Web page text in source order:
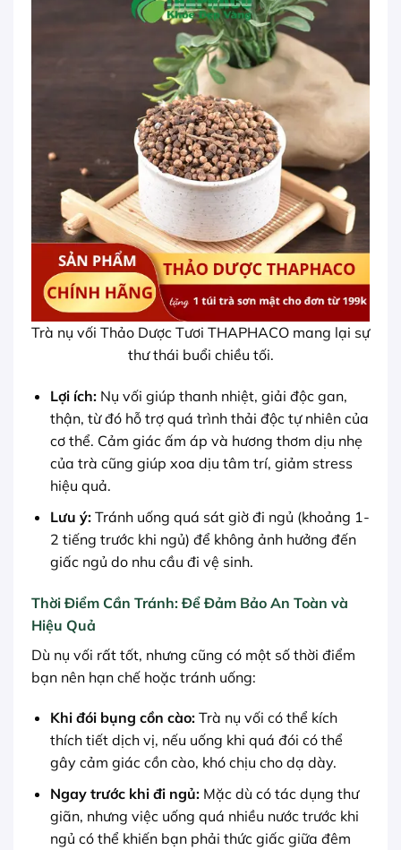
Trà nụ vối Thảo Dược Tươi THAPHACO mang lại sự
thư thái buổi chiều tối.
Lợi ích:Nụ vối giúp thanh nhiệt, giải độc gan,
thận, từ đó hỗ trợ quá trình thải độc tự nhiên của
cơ thể. Cảm giác ấm áp và hương thơm dịu nhẹ
của trà cũng giúp xoa dịu tâm trí, giảm stress
hiệu quả.
Lưu ý:Tránh uống quá sát giờ đi ngủ (khoảng 1-
2 tiếng trước khi ngủ) để không ảnh hưởng đến
giấc ngủ do nhu cầu đi vệ sinh.
Thời Điểm Cần Tránh: Để Đảm Bảo An Toàn và
Hiệu Quả
Dù nụ vối rất tốt, nhưng cũng có một số thời điểm
bạn nên hạn chế hoặc tránh uống:
Khi đói bụng cồn cào:Trà nụ vối có thể kích
thích tiết dịch vị, nếu uống khi quá đói có thể
gây cảm giác cồn cào, khó chịu cho dạ dày.
Ngay trước khi đi ngủ:Mặc dù có tác dụng thư
giãn, nhưng việc uống quá nhiều nước trước khi
ngủ có thể khiến bạn phải thức giấc giữa đêm